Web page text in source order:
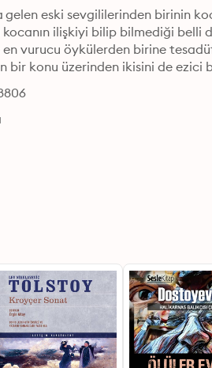
eski sevgililerinden birinin
ilişkiyi bilip bilmediği belli
en vurucu öykülerden birine
bir konu üzerinden ikisini de ezici